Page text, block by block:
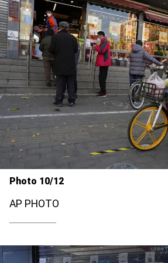
Photo 10/12
AP PHOTO